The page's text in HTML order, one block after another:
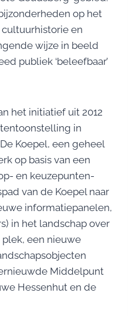
op het
en
wijze in beeld
publiek ‘beleefbaar’
het initiatief uit 2012
in
Koepel, een geheel
op basis van een
en keuzepunten-
van de Koepel naar
informatiepanelen,
in het landschap over
een nieuwe
Middelpunt
Hessenhut en de